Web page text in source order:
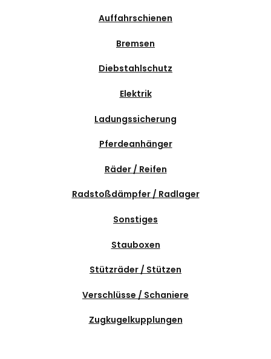
Auffahrschienen
Bremsen
Diebstahlschutz
Elektrik
Ladungssicherung
Pferdeanhänger
Räder / Reifen
Radstoßdämpfer / Radlager
Sonstiges
Stauboxen
Stützräder / Stützen
Verschlüsse / Schaniere
Zugkugelkupplungen